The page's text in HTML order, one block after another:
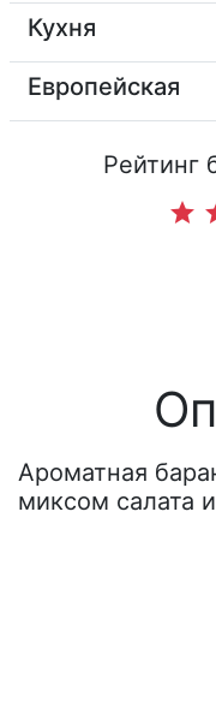
Кухня
Европейская
Рейтинг
star
Ароматная
миксом салата